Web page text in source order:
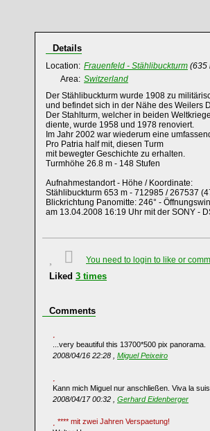
Details
Location: Frauenfeld - Stählibuckturm (635
Area: Switzerland
Der Stählibuckturm wurde 1908 zu
und befindet sich in der Nähe des Weilers
Der Stahlturm, welcher in beiden
diente, wurde 1958 und 1978 renoviert.
Im Jahr 2002 war wiederum eine
Pro Patria half mit, diesen Turm
mit bewegter Geschichte zu erhalten.
Turmhöhe 26.8 m - 148 Stufen
Aufnahmestandort - Höhe / Koordinate:
Stählibuckturm 653 m - 712985 / 267537
Blickrichtung Panomitte: 246° -
am 13.04.2008 16:19 Uhr mit der SONY -
You need to login to like or
Liked 3 times
Comments
...very beautiful this 13700*500 pix panorama.
2008/04/16 22:28 , Miguel Peixeiro
Kann mich Miguel nur anschließen. Viva la
2008/04/17 00:32 , Gerhard Eidenberger
**** mit zwei Jahren Verspaetung!